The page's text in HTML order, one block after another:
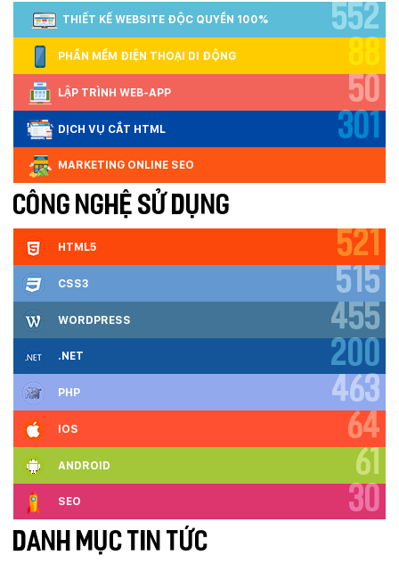
THIẾT KẾ WEBSITE ĐỘC QUYỀN 100% 552
PHẦN MỀM ĐIỆN THOẠI DI ĐỘNG 88
LẬP TRÌNH WEB-APP 50
DỊCH VỤ CẮT HTML 301
MARKETING ONLINE SEO
CÔNG NGHỆ SỬ DỤNG
HTML5 521
CSS3 515
WORDPRESS 455
.NET 200
PHP 463
IOS 64
ANDROID 61
SEO 30
DANH MỤC TIN TỨC